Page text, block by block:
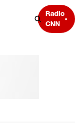
Radio
CNN